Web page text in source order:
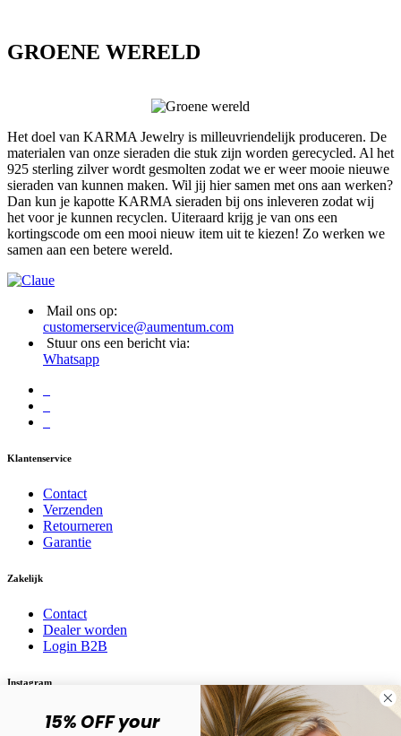
GROENE WERELD
Het doel van KARMA Jewelry is milleuvriendelijk produceren. De
materialen van onze sieraden die stuk zijn worden gerecycled. Al het
925 sterling zilver wordt gesmolten zodat we er weer mooie nieuwe
sieraden van kunnen maken. Wil jij hier samen met ons aan werken?
Dan kun je kapotte KARMA sieraden bij ons inleveren zodat wij
het voor je kunnen recyclen. Uiteraard krijg je van ons een
kortingscode om een mooi nieuw item uit te kiezen! Zo werken we
samen aan een betere wereld.
Mail ons op:
customerservice@aumentum.com
Stuur ons een bericht via:
Whatsapp
Klantenservice
Contact
Verzenden
Retourneren
Garantie
Zakelijk
Contact
Dealer worden
Login B2B
Instagram
Volg ons op social media! @karma.jewelry
15% OFF your